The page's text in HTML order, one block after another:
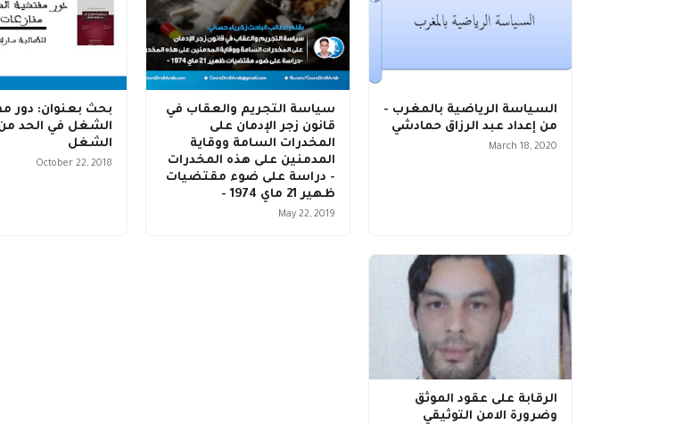
السياسة الرياضية بالمغرب -
من إعداد عبد الرزاق حمادشي
March 18, 2020
سياسة التجريم والعقاب في
قانون زجر الإدمان على
المخدرات السامة ووقاية
المدمنين على هذه المخدرات
- دراسة على ضوء مقتضيات
ظهير 21 ماي 1974 -
May 22, 2019
بحث بعنوان: دور
الشغل في الحد من
الشغل
October 22, 2018
الرقابة على عقود الموثق
وضرورة الامن التوثيقي